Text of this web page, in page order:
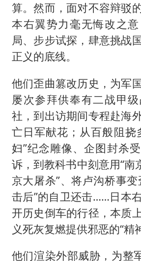
算。然而，面对不容辩驳
本右翼势力毫无悔改之
局、步步试探，肆意挑战
正义的底线。
他们歪曲篡改历史，为军
屡次参拜供奉有二战甲
社，到出访期间专程赴海
亡日军献花；从百般阻挠
妇”纪念雕像、企图封杀
诉，到教科书中刻意用“南
京大屠杀”、将卢沟桥事
击后”的自卫还击……日本
开历史倒车的行径，本质
义死灰复燃提供邪恶的“精
他们渲染外部威胁，为整